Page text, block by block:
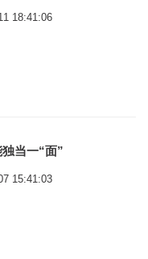
18:41:06
当一“面”
15:41:03